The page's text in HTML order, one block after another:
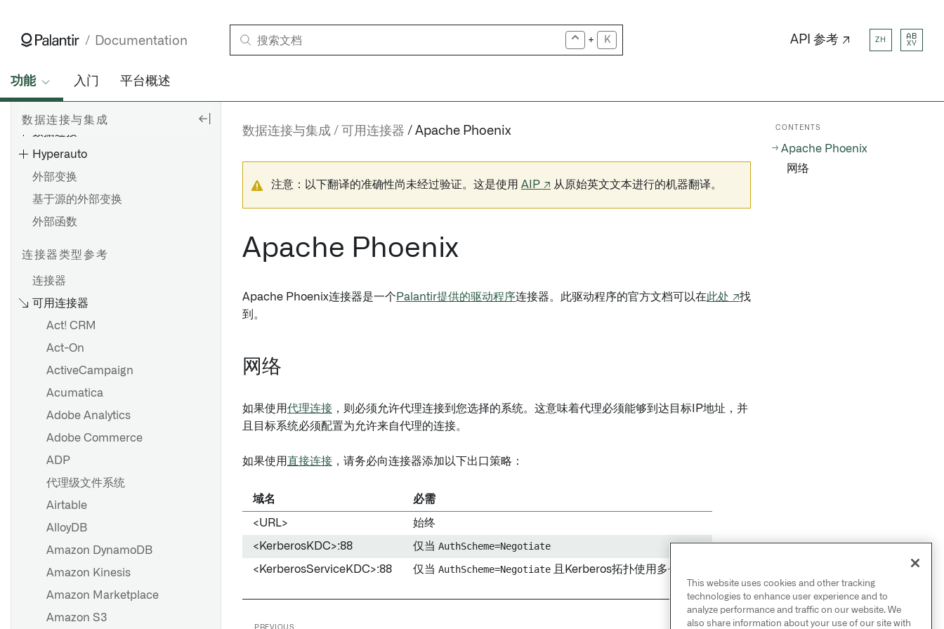
Documentation + K API 参考 ↗ ZH
AB
XY
功能 入门 平台概述
数据连接与集成
设置直接连接
设置代理
代理配置参考
代理工作器
代理代理运行时配置参考
故障排除参考
OpenID Connect (OIDC) 身
份验证
设置数据源
源探索
设置批量同步
设置流式同步
基于文件的同步
Hyperauto
HyperAuto V1 概述
数据源探索
从 HyperAuto V1 迁移到 V2
外部变换
基于源的外部变换
外部函数
连接器类型参考
连接器
可用连接器
Act! CRM
Act-On
ActiveCampaign
Acumatica
Adobe Analytics
Adobe Commerce
ADP
代理级文件系统
Airtable
AlloyDB
Amazon DynamoDB
Amazon Kinesis
Amazon Marketplace
Amazon S3
数据连接与集成 可用连接器 Apache Phoenix
注意：以下翻译的准确性尚未经过验证。这是使用 AIP ↗ 从原始英文文本进行的机器翻译。
Apache Phoenix
Apache Phoenix连接器是一个 Palantir提供的驱动程序连接器。此驱动程序的官方文档可以在此处 ↗找
到。
网络
如果使用代理连接 ，则必须允许代理连接到您选择的系统。这意味着代理必须能够到达目标IP地址，并
且目标系统必须配置为允许来自代理的连接。
如果使用 直接连接 ，请务必向连接器添加以下出口策略：
域名 必需
<URL> 始终
<KerberosKDC>:88 仅当 AuthScheme=Negotiate
<KerberosServiceKDC>:88 仅当 AuthScheme=Negotiate 且Kerberos拓扑使用多个领域
PREVIOUS NEXT
CONTENTS
Apache Phoenix
网络
This website uses cookies and other tracking
technologies to enhance user experience and to
analyze performance and traffic on our website. We
also share information about your use of our site with